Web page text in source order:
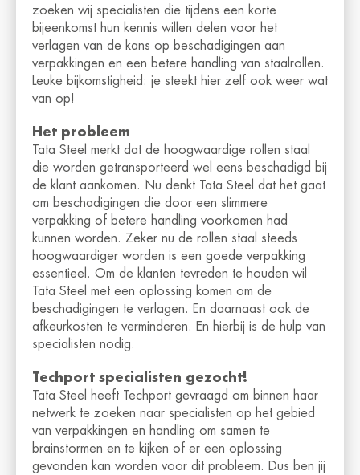
zoeken wij specialisten die tijdens een korte
bijeenkomst hun kennis willen delen voor het
verlagen van de kans op beschadigingen aan
verpakkingen en een betere handling van staalrollen.
Leuke bijkomstigheid: je steekt hier zelf ook weer wat
van op!
Het probleem
Tata Steel merkt dat de hoogwaardige rollen staal
die worden getransporteerd wel eens beschadigd bij
de klant aankomen. Nu denkt Tata Steel dat het gaat
om beschadigingen die door een slimmere
verpakking of betere handling voorkomen had
kunnen worden. Zeker nu de rollen staal steeds
hoogwaardiger worden is een goede verpakking
essentieel. Om de klanten tevreden te houden wil
Tata Steel met een oplossing komen om de
beschadigingen te verlagen. En daarnaast ook de
afkeurkosten te verminderen. En hierbij is de hulp van
specialisten nodig.
Techport specialisten gezocht!
Tata Steel heeft Techport gevraagd om binnen haar
netwerk te zoeken naar specialisten op het gebied
van verpakkingen en handling om samen te
brainstormen en te kijken of er een oplossing
gevonden kan worden voor dit probleem. Dus ben jij